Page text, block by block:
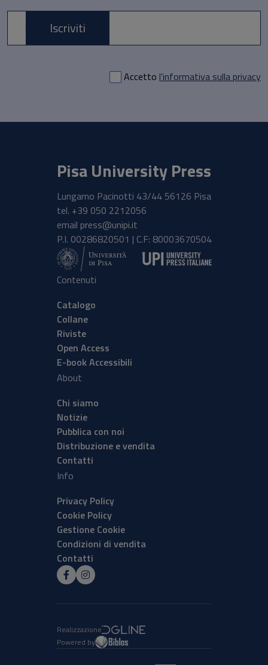
E-mail *
Accetto l'informativa sulla privacy
Iscriviti
Pisa University Press
Lungarno Pacinotti 43/44 56126 Pisa
tel. +39 050 2212056
email press@unipi.it
P.I. 00286820501 | C.F: 80003670504
Contenuti
Catalogo
Collane
Riviste
Open Access
E-book Accessibili
About
Chi siamo
Notizie
Pubblica con noi
Distribuzione e vendita
Contatti
Info
Privacy Policy
Cookie Policy
Gestione Cookie
Condizioni di vendita
Contatti
Realizzazione
Powered by